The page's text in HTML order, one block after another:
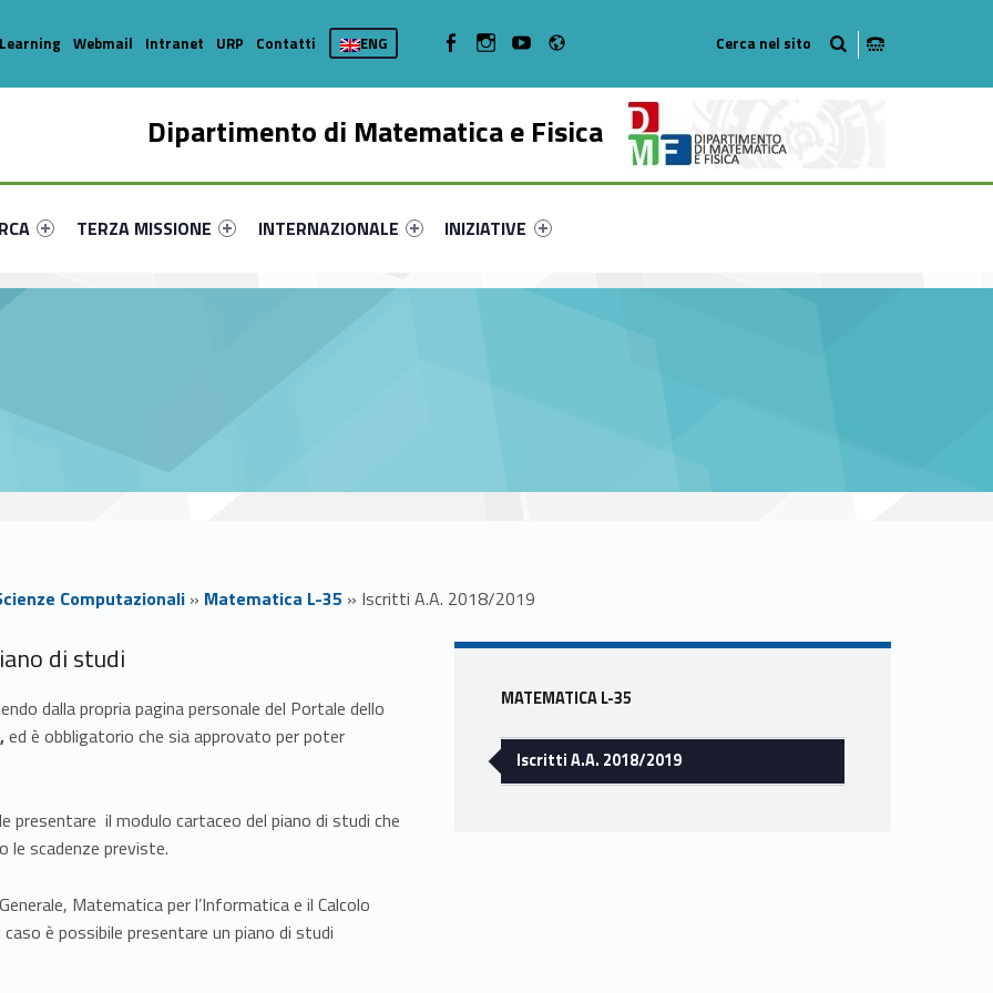
Dipartimento di Matematica e Fisica
primary-12720-16
#link-menu-primary-13274-35
Link identifier #link-menu-primary-60548-44
TERZA MISSIONE
Link identifier #link-menu-primary-20181-53
INTERNAZIONALE
Link identifier #link-menu-primary-89317-62
INIZIATIVE
Webmail Intranet URP Contatti ENG WebMan on FacebookWebMan on Instagram
WebMan on Youtube
Computazionali » Matematica L-35 » Iscritti A.A. 2018/2019
di studi
dalla propria pagina personale del Portale dello
,ed è obbligatorio che sia approvato per poter
presentare il modulo cartaceo del piano di studi che
le scadenze previste.
Matematica per l’Informatica e il Calcolo
è possibile presentare un piano di studi
Sidebar
MATEMATICA L-35
Iscritti A.A. 2018/2019